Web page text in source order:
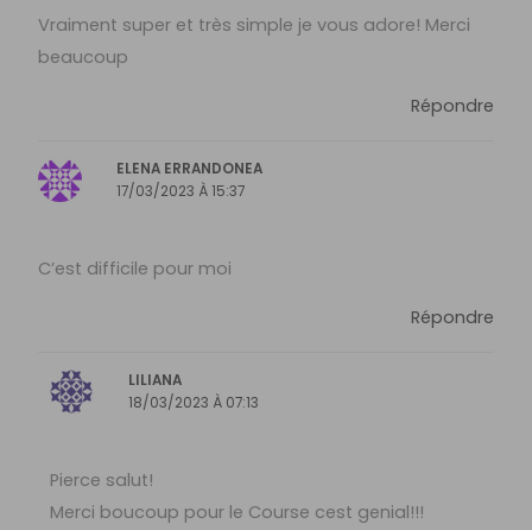
Vraiment super et très simple je vous adore! Merci
beaucoup
Répondre
ELENA ERRANDONEA
17/03/2023 À 15:37
C’est difficile pour moi
Répondre
LILIANA
18/03/2023 À 07:13
Pierce salut!
Merci boucoup pour le Course cest genial!!!